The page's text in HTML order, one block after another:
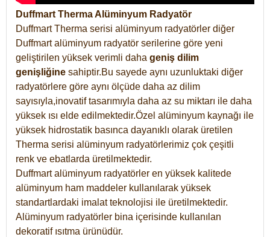
Duffmart Therma Alüminyum Radyatör
Duffmart Therma serisi alüminyum radyatörler diğer
Duffmart alüminyum radyatör serilerine göre yeni
geliştirilen yüksek verimli daha geniş dilim
genişliğine sahiptir.Bu sayede aynı uzunluktaki diğer
radyatörlere göre aynı ölçüde daha az dilim
sayısıyla,inovatif tasarımıyla daha az su miktarı ile daha
yüksek ısı elde edilmektedir.Özel alüminyum kaynağı ile
yüksek hidrostatik basınca dayanıklı olarak üretilen
Therma serisi alüminyum radyatörlerimiz çok çeşitli
renk ve ebatlarda üretilmektedir.
Duffmart alüminyum radyatörler en yüksek kalitede
alüminyum ham maddeler kullanılarak yüksek
standartlardaki imalat teknolojisi ile üretilmektedir.
Alüminyum radyatörler bina içerisinde kullanılan
dekoratif ısıtma ürünüdür.